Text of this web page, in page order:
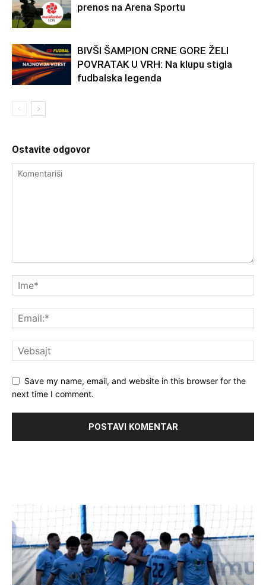
prenos na Arena Sportu
BIVŠI ŠAMPION CRNE GORE ŽELI
POVRATAK U VRH: Na klupu stigla
fudbalska legenda
Ostavite odgovor
Save my name, email, and website in this browser for the
next time I comment.